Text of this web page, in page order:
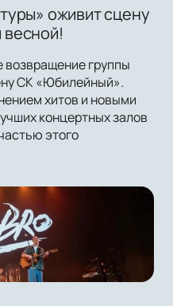
оживит сцену
возвращение группы
СК «Юбилейный».
хитов и новыми
концертных залов
этого